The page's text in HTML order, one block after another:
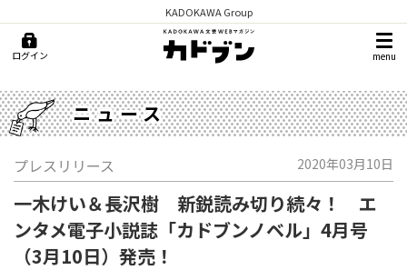
KADOKAWA Group
ログイン menu
ニュース
プレスリリース 2020年03月10日
一木けい＆長沢樹 新鋭読み切り続々！ エ
ンタメ電子小説誌「カドブンノベル」4月号
（3月10日）発売！